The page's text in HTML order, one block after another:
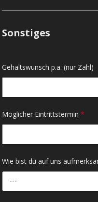
Sonstiges
Gehaltswunsch p.a. (nur Zahl)
Möglicher Eintrittstermin*
Wie bist du auf uns
---